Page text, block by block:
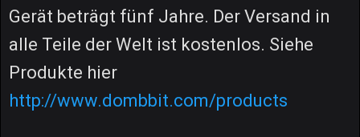
Gerät beträgt fünf Jahre. Der Versand in
alle Teile der Welt ist kostenlos. Siehe
Produkte hier
http://www.dombbit.com/products